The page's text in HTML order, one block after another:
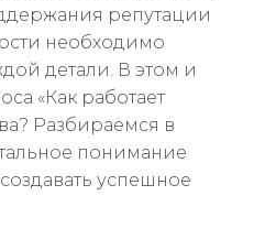
репутации
необходимо
детали. В этом и
«Как работает
Разбираемся в
понимание
успешное